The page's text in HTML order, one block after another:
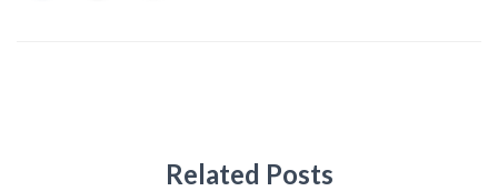
Related Posts